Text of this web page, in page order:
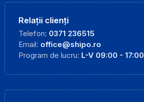
Relații clienți
Telefon: 0371 236515
Email: office@shipo.ro
Program de lucru: L-V 09:00 - 17:00